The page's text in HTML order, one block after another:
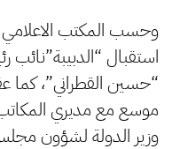
وحسب المكتب الاعلامي
استقبال “الدبيبة”نائب
“حسين القطراني”، كما
موسع مع مديري المكاتب
وزير الدولة لشؤون مجلس